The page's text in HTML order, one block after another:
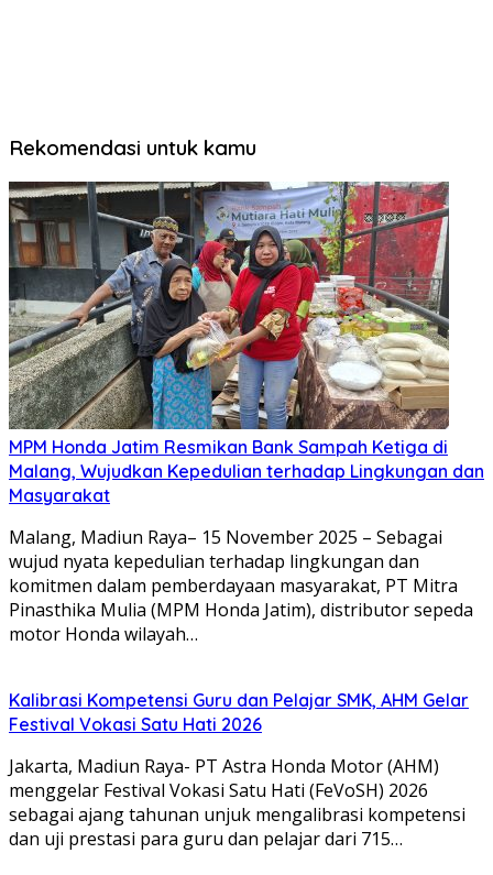
Rekomendasi untuk kamu
MPM Honda Jatim Resmikan Bank Sampah Ketiga di
Malang, Wujudkan Kepedulian terhadap Lingkungan dan
Masyarakat
Malang, Madiun Raya– 15 November 2025 – Sebagai
wujud nyata kepedulian terhadap lingkungan dan
komitmen dalam pemberdayaan masyarakat, PT Mitra
Pinasthika Mulia (MPM Honda Jatim), distributor sepeda
motor Honda wilayah…
Kalibrasi Kompetensi Guru dan Pelajar SMK, AHM Gelar
Festival Vokasi Satu Hati 2026
Jakarta, Madiun Raya- PT Astra Honda Motor (AHM)
menggelar Festival Vokasi Satu Hati (FeVoSH) 2026
sebagai ajang tahunan unjuk mengalibrasi kompetensi
dan uji prestasi para guru dan pelajar dari 715…